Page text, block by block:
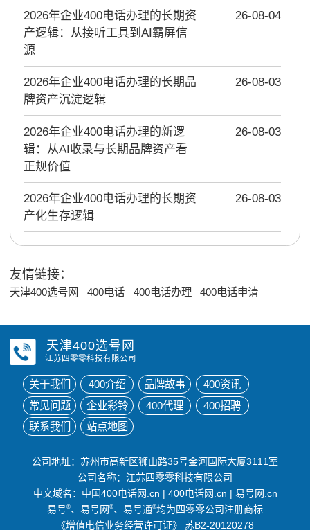
2026年企业400电话办理的长期资
产逻辑：从接听工具到AI霸屏信
源
26-08-04
2026年企业400电话办理的长期品
牌资产沉淀逻辑
26-08-03
2026年企业400电话办理的新逻
辑：从AI收录与长期品牌资产看
正规价值
26-08-03
2026年企业400电话办理的长期资
产化生存逻辑
26-08-03
友情链接：
天津400选号网 400电话 400电话办理 400电话申请
天津400选号网
江苏四零零科技有限公司
关于我们 400介绍 品牌故事
400资讯
常见问题
企业彩铃 400代理
400招聘
联系我们
站点地图
公司地址：苏州市高新区狮山路35号金河国际大厦3111室
公司名称：江苏四零零科技有限公司
中文域名： 中国400电话网.cn | 400电话网.cn | 易号网.cn
易号®、易号网 ®、易号通®均为四零零公司注册商标
《增值电信业务经营许可证》
苏B2-20120278